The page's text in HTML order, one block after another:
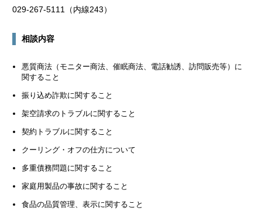
029-267-5111（内線243）
相談内容
悪質商法（モニター商法、催眠商法、電話勧誘、訪問販売等）に
関すること
振り込め詐欺に関すること
架空請求のトラブルに関すること
契約トラブルに関すること
クーリング・オフの仕方について
多重債務問題に関すること
家庭用製品の事故に関すること
食品の品質管理、表示に関すること